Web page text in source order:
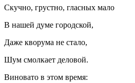
Скучно, грустно, гласных мало
В нашей думе городской,
Даже кворума не стало,
Шум смолкает деловой.
Виновато в этом время: